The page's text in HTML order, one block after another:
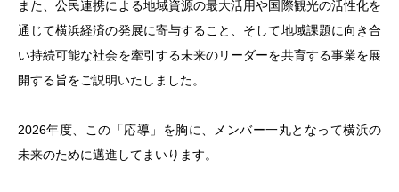
また、公民連携による地域資源の最大活用や国際観光の活性化を
通じて横浜経済の発展に寄与すること、そして地域課題に向き合
い持続可能な社会を牽引する未来のリーダーを共育する事業を展
開する旨をご説明いたしました。
2026年度、この「応導」を胸に、メンバー一丸となって横浜の
未来のために邁進してまいります。